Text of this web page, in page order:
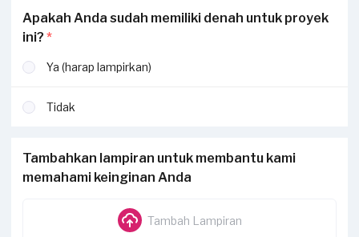
Apakah Anda sudah memiliki denah untuk proyek
ini? *
Ya (harap lampirkan)
Tidak
Tambahkan lampiran untuk membantu kami
memahami keinginan Anda
Tambah Lampiran